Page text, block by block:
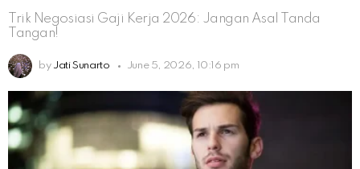
Trik Negosiasi Gaji Kerja 2026: Jangan Asal Tanda
Tangan!
by Jati Sunarto June 5, 2026, 10:16 pm